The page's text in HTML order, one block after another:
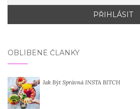
OBLÍBENÉ ČLÁNKY
Jak Být Správná INSTA BITCH